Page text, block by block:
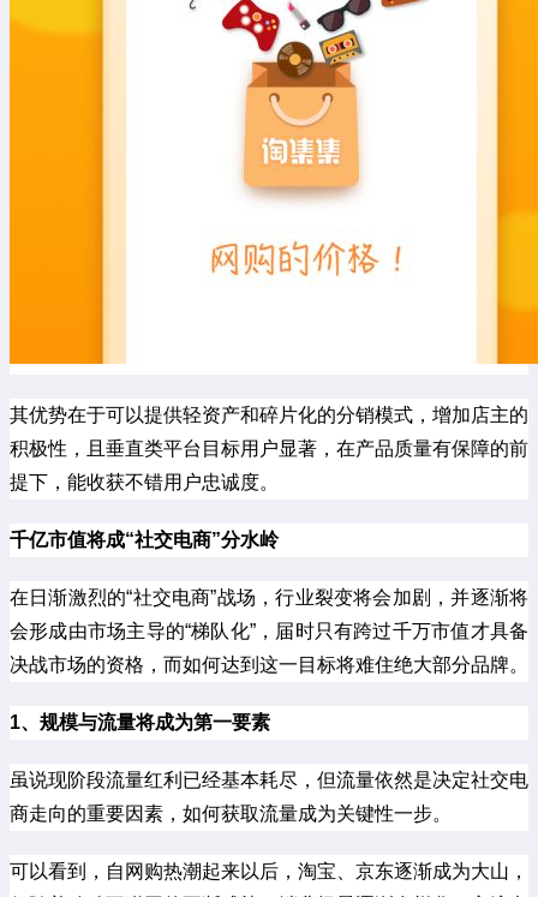
其优势在于可以提供轻资产和碎片化的分销模式，增加店主的
积极性，且垂直类平台目标用户显著，在产品质量有保障的前
提下，能收获不错用户忠诚度。
千亿市值将成“社交电商”分水岭
在日渐激烈的“社交电商”战场，行业裂变将会加剧，并逐渐将
会形成由市场主导的“梯队化”，届时只有跨过千万市值才具备
决战市场的资格，而如何达到这一目标将难住绝大部分品牌。
1、规模与流量将成为第一要素
虽说现阶段流量红利已经基本耗尽，但流量依然是决定社交电
商走向的重要因素，如何获取流量成为关键性一步。
可以看到，自网购热潮起来以后，淘宝、京东逐渐成为大山，